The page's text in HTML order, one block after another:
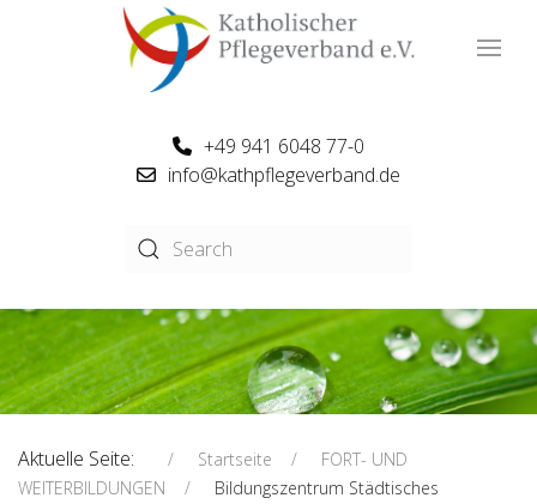
+49 941 6048 77-0
info@kathpflegeverband.de
Aktuelle Seite: Startseite
FORT- UND
WEITERBILDUNGEN
Bildungszentrum Städtisches